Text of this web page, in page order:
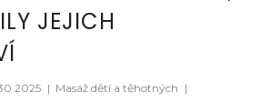
JEJICH
2025 | Masáž dětí a těhotných |